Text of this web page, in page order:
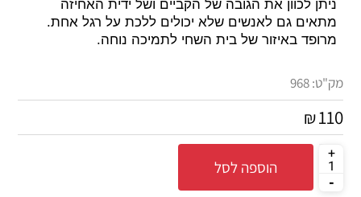
ניתן לכוון את הגובה של הקביים ושל ידית האחיזה
מתאים גם לאנשים שלא יכולים ללכת על רגל אחת.
מרופד באיזור של בית השחי לתמיכה נוחה.
מק"ט:968
₪110
הוספה לסל